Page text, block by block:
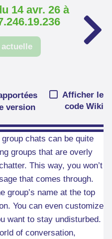
14 avr. 26 à
version
Afficher le
code Wiki